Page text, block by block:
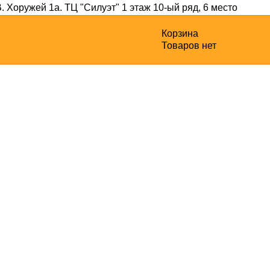
Хоружей 1а. ТЦ "Силуэт" 1 этаж 10-ый ряд, 6 место
Корзина
Товаров нет